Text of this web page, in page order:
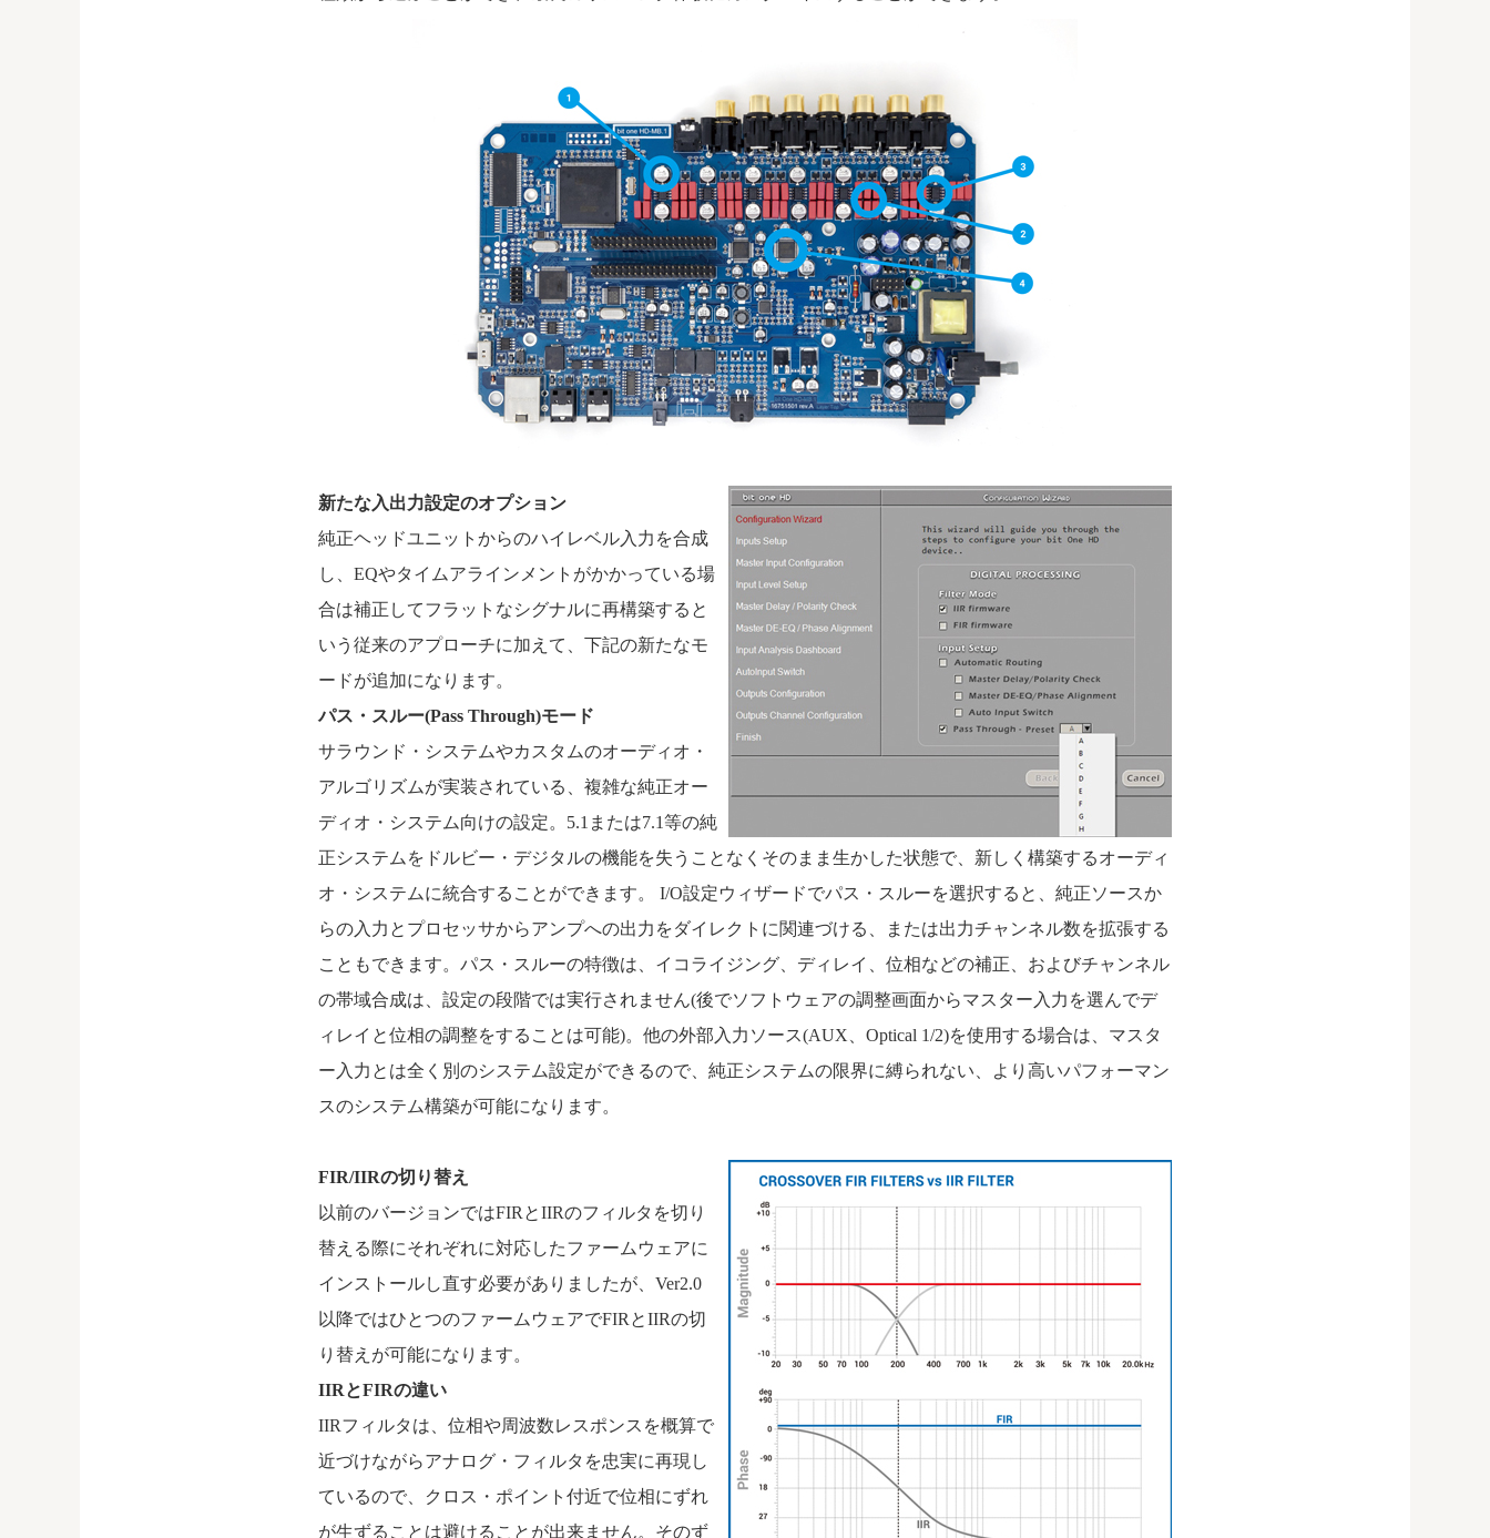
新たな入出力設定のオプション
純正ヘッドユニットからのハイレベル入力を合成
し、EQやタイムアラインメントがかかっている場
合は補正してフラットなシグナルに再構築すると
いう従来のアプローチに加えて、下記の新たなモ
ードが追加になります。
パス・スルー(Pass Through)モード
サラウンド・システムやカスタムのオーディオ・
アルゴリズムが実装されている、複雑な純正オー
ディオ・システム向けの設定。5.1または7.1等の純
正システムをドルビー・デジタルの機能を失うことなくそのまま生かした状態で、新しく構築するオーディ
オ・システムに統合することができます。 I/O設定ウィザードでパス・スルーを選択すると、純正ソースか
らの入力とプロセッサからアンプへの出力をダイレクトに関連づける、または出力チャンネル数を拡張する
こともできます。パス・スルーの特徴は、イコライジング、ディレイ、位相などの補正、およびチャンネル
の帯域合成は、設定の段階では実行されません(後でソフトウェアの調整画面からマスター入力を選んでデ
ィレイと位相の調整をすることは可能)。他の外部入力ソース(AUX、Optical 1/2)を使用する場合は、マスタ
ー入力とは全く別のシステム設定ができるので、純正システムの限界に縛られない、より高いパフォーマン
スのシステム構築が可能になります。
FIR/IIRの切り替え
以前のバージョンではFIRとIIRのフィルタを切り
替える際にそれぞれに対応したファームウェアに
インストールし直す必要がありましたが、Ver2.0
以降ではひとつのファームウェアでFIRとIIRの切
り替えが可能になります。
IIRとFIRの違い
IIRフィルタは、位相や周波数レスポンスを概算で
近づけながらアナログ・フィルタを忠実に再現し
ているので、クロス・ポイント付近で位相にずれ
が生ずることは避けることが出来ません。そのず